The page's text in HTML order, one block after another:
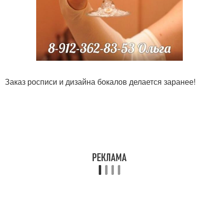
Заказ росписи и дизайна бокалов делается заранее!